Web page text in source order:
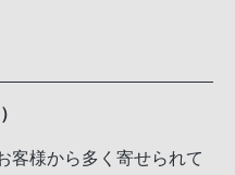
客様から多く寄せられて